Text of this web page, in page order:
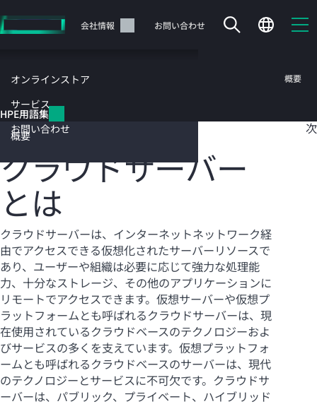
イ
ン
ス
キ
ッ
プ
る
会社情報 お問い合わせ
オンラインストア
サービス
お問い合わせ
HPEストアで商品を検索、構成、注文できます。
今すぐ購入
HPE用語集 概要
概要
HPE用語集
クラウドサーバー
クラウドサーバー
とは
クラウドサーバーは、インターネットネットワーク経
由でアクセスできる仮想化されたサーバーリソースで
あり、ユーザーや組織は必要に応じて強力な処理能
力、十分なストレージ、その他のアプリケーションに
リモートでアクセスできます。仮想サーバーや仮想プ
ラットフォームとも呼ばれるクラウドサーバーは、現
在使用されているクラウドベースのテクノロジーおよ
びサービスの多くを支えています。仮想プラットフォ
ームとも呼ばれるクラウドベースのサーバーは、現代
のテクノロジーとサービスに不可欠です。クラウドサ
ーバーは、パブリック、プライベート、ハイブリッド
次